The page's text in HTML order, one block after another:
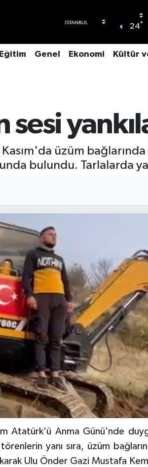
24°
Eğitim Genel Ekonomi Kültür
sesi
üzüm
bulundu. Tarlalarda
Atatürk'ü Anma Günü'nde
yanı sıra, üzüm
Ulu Önder Gazi Mustafa